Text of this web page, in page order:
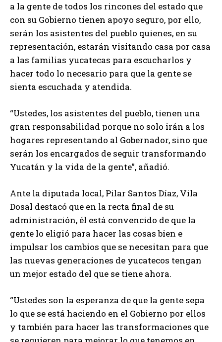
a la gente de todos los rincones del estado que
con su Gobierno tienen apoyo seguro, por ello,
serán los asistentes del pueblo quienes, en su
representación, estarán visitando casa por casa
a las familias yucatecas para escucharlos y
hacer todo lo necesario para que la gente se
sienta escuchada y atendida.
“Ustedes, los asistentes del pueblo, tienen una
gran responsabilidad porque no solo irán a los
hogares representando al Gobernador, sino que
serán los encargados de seguir transformando
Yucatán y la vida de la gente”, añadió.
Ante la diputada local, Pilar Santos Díaz, Vila
Dosal destacó que en la recta final de su
administración, él está convencido de que la
gente lo eligió para hacer las cosas bien e
impulsar los cambios que se necesitan para que
las nuevas generaciones de yucatecos tengan
un mejor estado del que se tiene ahora.
“Ustedes son la esperanza de que la gente sepa
lo que se está haciendo en el Gobierno por ellos
y también para hacer las transformaciones que